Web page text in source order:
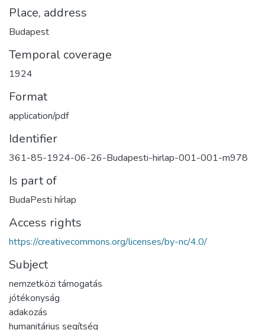
Place, address
Budapest
Temporal coverage
1924
Format
application/pdf
Identifier
361-85-1924-06-26-Budapesti-hirlap-001-001-m978
Is part of
BudaPesti hírlap
Access rights
https://creativecommons.org/licenses/by-nc/4.0/
Subject
nemzetközi támogatás
jótékonyság
adakozás
humanitárius segítség